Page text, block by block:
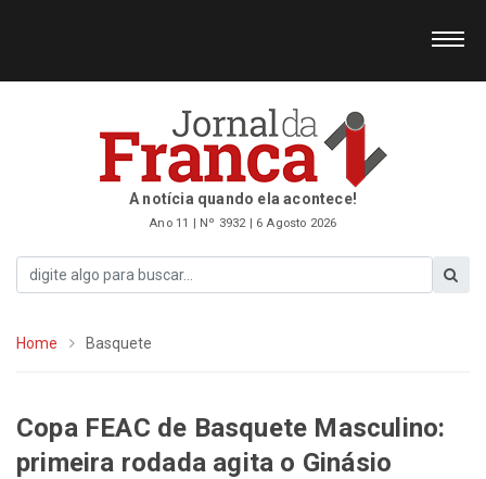
A notícia quando ela acontece!
Ano 11 | Nº 3932 | 6 Agosto 2026
Home Basquete
Copa FEAC de Basquete Masculino:
primeira rodada agita o Ginásio